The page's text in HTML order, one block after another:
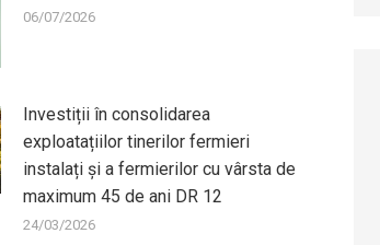
06/07/2026
Investiții în consolidarea
exploatațiilor tinerilor fermieri
instalați și a fermierilor cu vârsta de
maximum 45 de ani DR 12
24/03/2026